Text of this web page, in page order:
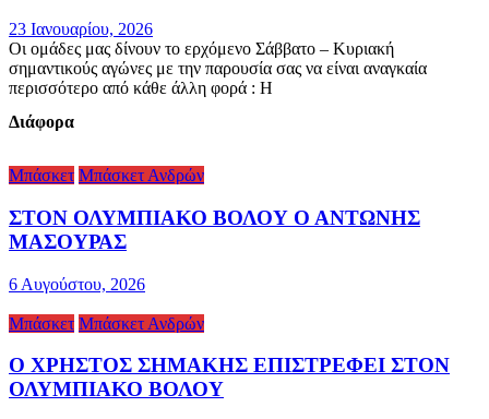
23 Ιανουαρίου, 2026
Οι ομάδες μας δίνουν το ερχόμενο Σάββατο – Κυριακή
σημαντικούς αγώνες με την παρουσία σας να είναι αναγκαία
περισσότερο από κάθε άλλη φορά : Η
Διάφορα
Μπάσκετ Μπάσκετ Ανδρών
ΣΤΟΝ ΟΛΥΜΠΙΑΚΟ ΒΟΛΟΥ Ο ΑΝΤΩΝΗΣ
ΜΑΣΟΥΡΑΣ
6 Αυγούστου, 2026
Μπάσκετ Μπάσκετ Ανδρών
Ο ΧΡΗΣΤΟΣ ΣΗΜΑΚΗΣ ΕΠΙΣΤΡΕΦΕΙ ΣΤΟΝ
ΟΛΥΜΠΙΑΚΟ ΒΟΛΟΥ